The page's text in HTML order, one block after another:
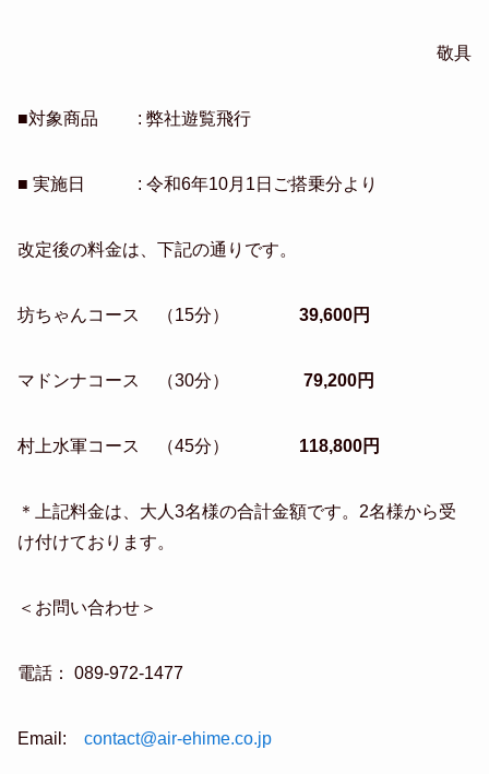
敬具
■対象商品 : 弊社遊覧飛行
■ 実施日 : 令和6年10月1日ご搭乗分より
改定後の料金は、下記の通りです。
坊ちゃんコース （15分） 39,600円
マドンナコース （30分） 79,200円
村上水軍コース （45分） 118,800円
＊上記料金は、大人3名様の合計金額です。2名様から受
け付けております。
＜お問い合わせ＞
電話： 089-972-1477
Email: contact@air-ehime.co.jp